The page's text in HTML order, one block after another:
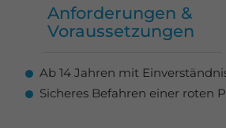
Anforderungen &
Voraussetzungen
Ab 14 Jahren mit
Sicheres Befahren einer roten